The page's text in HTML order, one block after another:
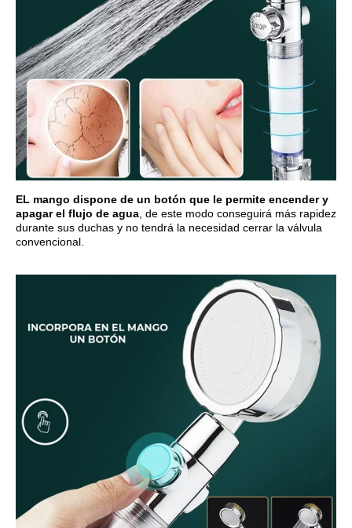
EL mango dispone de un botón que le permite encender y
apagar el flujo de agua , de este modo conseguirá más rapidez
durante sus duchas y no tendrá la necesidad cerrar la válvula
convencional.